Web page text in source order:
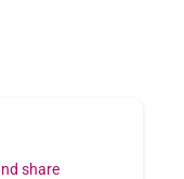
share